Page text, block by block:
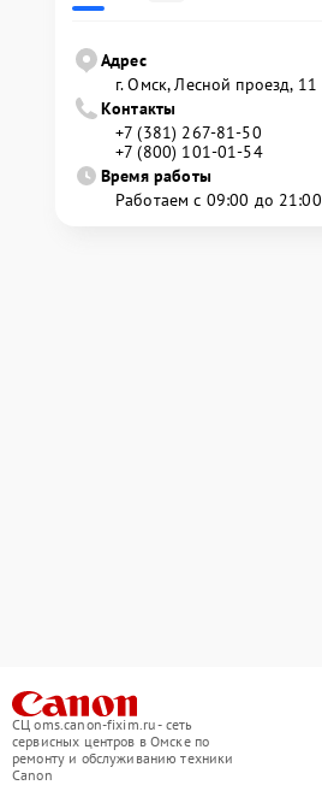
Адрес
г. Омск, ​Лесной проезд, 11
Контакты
+7 (381) 267-81-50
+7 (800) 101-01-54
Время работы
Работаем с 09:00 до 21:00
СЦ oms.canon-fixim.ru - сеть
сервисных центров в Омске по
ремонту и обслуживанию техники
Canon